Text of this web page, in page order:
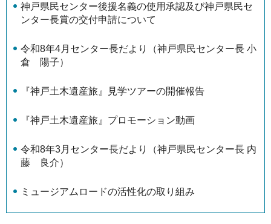
神戸県民センター後援名義の使用承認及び神戸県民セ
ンター長賞の交付申請について
令和8年4月センター長だより（神戸県民センター長 小
倉 陽子）
『神戸土木遺産旅』見学ツアーの開催報告
『神戸土木遺産旅』プロモーション動画
令和8年3月センター長だより（神戸県民センター長 内
藤 良介）
ミュージアムロードの活性化の取り組み